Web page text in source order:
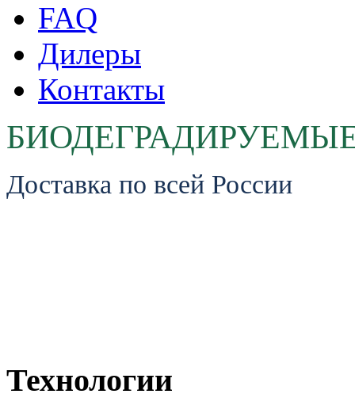
FAQ
Дилеры
Контакты
Доставка по всей России
Технологии